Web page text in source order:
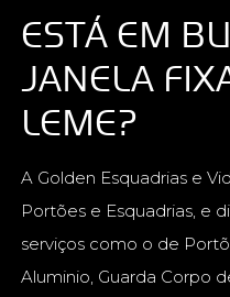
ESTÁ EM
JANELA
LEME?
A Golden Esquadrias e
Portões e Esquadrias, e
serviços como o de
Aluminio, Guarda Corpo